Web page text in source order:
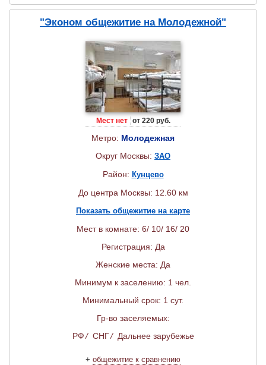
"Эконом общежитие на Молодежной"
Мест нет от 220 руб.
Метро: Молодежная
Округ Москвы: ЗАО
Район: Кунцево
До центра Москвы: 12.60 км
Показать общежитие на карте
Мест в комнате: 6/ 10/ 16/ 20
Регистрация: Да
Женские места: Да
Минимум к заселению: 1 чел.
Минимальный срок: 1 сут.
Гр-во заселяемых:
РФ/ СНГ/ Дальнее зарубежье
+ общежитие к сравнению